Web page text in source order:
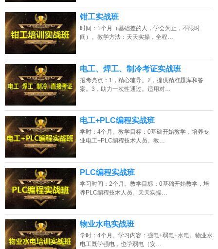
钳工实战班
时间：1个月（基础差的人，学会为止，不限时
间）。教学方法：天天实操，全程…
电工、焊工、制冷考证实战班
报考亮点：1，精心辅导。2，提供精准题库和答
案。3，助力一次性通过。适用对…
电工+PLC编程实战班
学时：4个月。教学目标：0基础开始教学，培养专
业电工+PLC编程技术人员。教…
PLC编程实战班
学习时间：2个月。教学目标：0基础开始教学，培
养PLC编程技术人员。天天实操…
物业水电实战班
学时：4个月。学习内容：强电+弱电+水电。物业水
电工既学强电，也学弱电（安…